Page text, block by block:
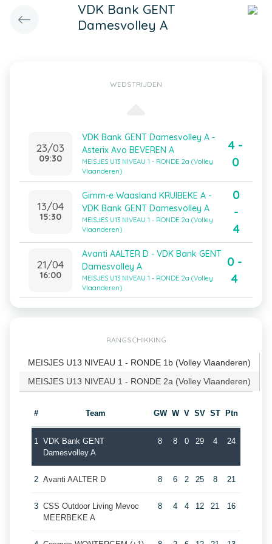
VDK Bank GENT
Damesvolley A
WEDSTRIJDEN
23/03
09:30
VDK Bank GENT Damesvolley A -
Asterix Avo BEVEREN A
MEISJES U13 NIVEAU 1 - RONDE 2a (Volley
Vlaanderen)
4 -
0
13/04
15:30
Gimm-e Waasland KRUIBEKE A -
VDK Bank GENT Damesvolley A
MEISJES U13 NIVEAU 1 - RONDE 2a (Volley
Vlaanderen)
0
-
4
21/04
16:00
Avanti AALTER D - VDK Bank GENT
Damesvolley A
MEISJES U13 NIVEAU 1 - RONDE 2a (Volley
Vlaanderen)
0 -
4
RANGSCHIKKING
MEISJES U13 NIVEAU 1 - RONDE 1b (Volley Vlaanderen)
MEISJES U13 NIVEAU 1 - RONDE 2a (Volley Vlaanderen)
# Team GW W V SV ST Ptn
1 VDK Bank GENT
Damesvolley A
8 8 0 29 4 24
2 Avanti AALTER D 8 6 2 25 8 21
3 CSS Outdoor Living Mevoc
MEERBEKE A
8 4 4 12 21 16